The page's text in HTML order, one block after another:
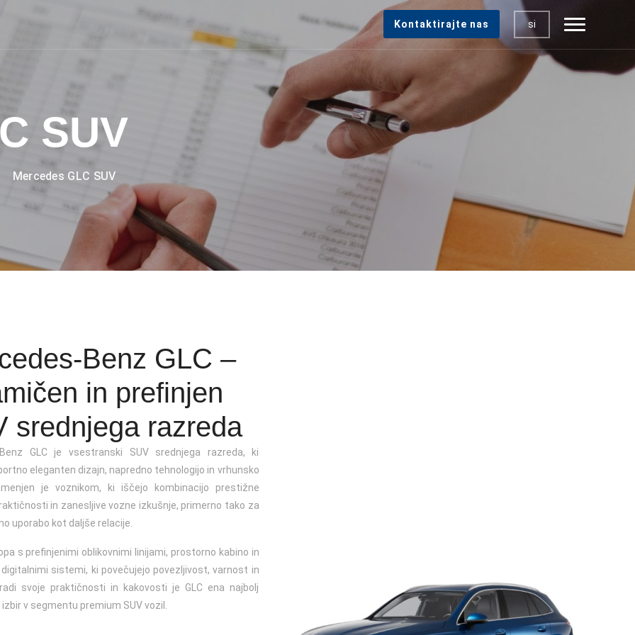
Kontaktirajte nas si
registrska)
SUV
Mercedes GLC SUV
Benz GLC –
in prefinjen
srednjega razreda
Benz GLC je vsestranski SUV srednjega razreda, ki
eleganten dizajn, napredno tehnologijo in vrhunsko
je voznikom, ki iščejo kombinacijo prestižne
in zanesljive vozne izkušnje, primerno tako za
uporabo kot daljše relacije.
s prefinjenimi oblikovnimi linijami, prostorno kabino in
sistemi, ki povečujejo povezljivost, varnost in
svoje praktičnosti in kakovosti je GLC ena najbolj
v segmentu premium SUV vozil.